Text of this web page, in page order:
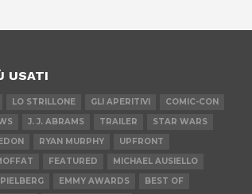
USATI
LO STRILLONE GLI APERITIVI
COMIC-CON
J. J. ABRAMS TRAILER
STAR WARS
RYAN MURPHY
UPFRONT
FEATURED
MICHAEL AUSIELLO
EMMY AWARDS BEST OF